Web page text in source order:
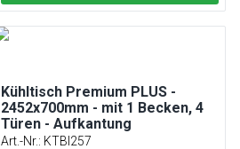
Kühltisch Premium PLUS -
2452x700mm - mit 1 Becken, 4
Türen - Aufkantung
Art.-Nr.: KTBI257